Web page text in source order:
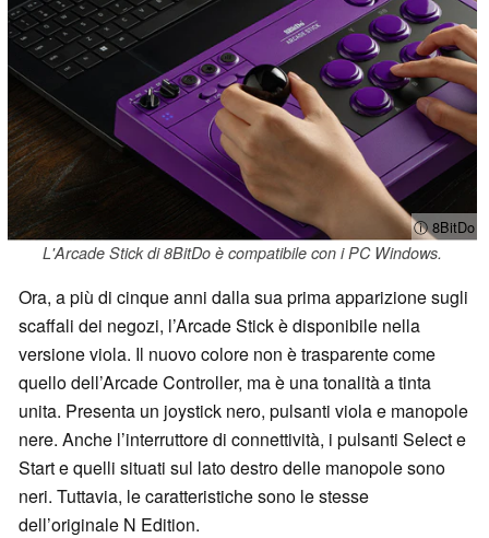
ⓘ 8BitDo
L'Arcade Stick di 8BitDo è compatibile con i PC Windows.
Ora, a più di cinque anni dalla sua prima apparizione sugli
scaffali dei negozi, l’Arcade Stick è disponibile nella
versione viola. Il nuovo colore non è trasparente come
quello dell’Arcade Controller, ma è una tonalità a tinta
unita. Presenta un joystick nero, pulsanti viola e manopole
nere. Anche l’interruttore di connettività, i pulsanti Select e
Start e quelli situati sul lato destro delle manopole sono
neri. Tuttavia, le caratteristiche sono le stesse
dell’originale N Edition.